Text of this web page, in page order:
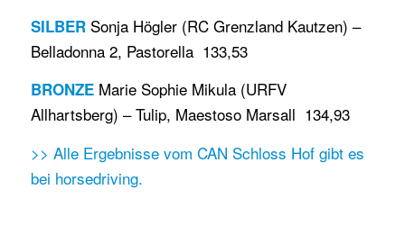
SILBERSonja Högler (RC Grenzland Kautzen) –
Belladonna 2, Pastorella 133,53
BRONZEMarie Sophie Mikula (URFV
Allhartsberg) – Tulip, Maestoso Marsall 134,93
>> Alle Ergebnisse vom CAN Schloss Hof gibt es
bei horsedriving.